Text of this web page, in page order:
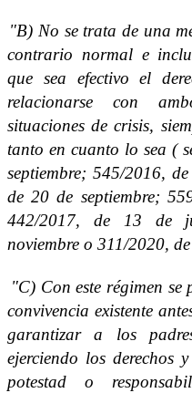
"B) No se trata de una
contrario normal e
que sea efectivo el
relacionarse con
situaciones de crisis,
tanto en cuanto lo sea (
septiembre; 545/2016,
de 20 de septiembre;
442/2017, de 13 de
noviembre o 311/2020,
"C) Con este régimen se
convivencia existente
garantizar a los
ejerciendo los derechos
potestad o